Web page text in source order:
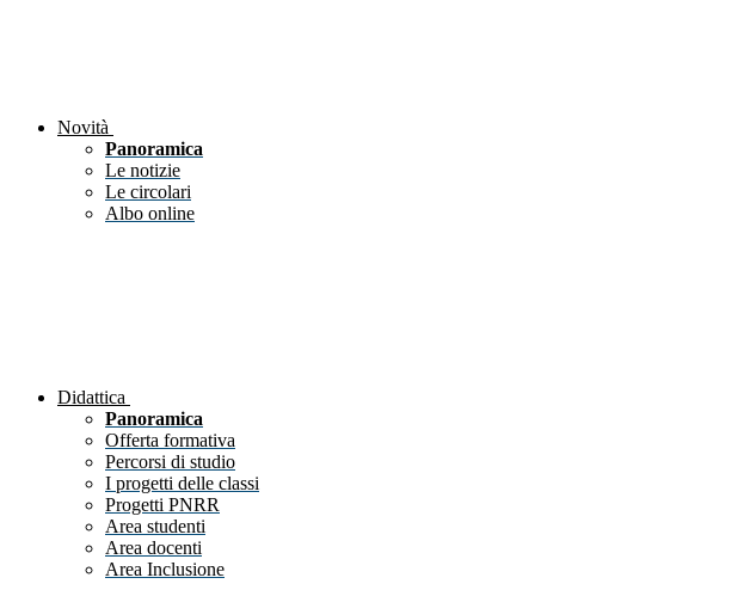
Novità
Panoramica
Le notizie
Le circolari
Albo online
Didattica
Panoramica
Offerta formativa
Percorsi di studio
I progetti delle classi
Progetti PNRR
Area studenti
Area docenti
Area Inclusione